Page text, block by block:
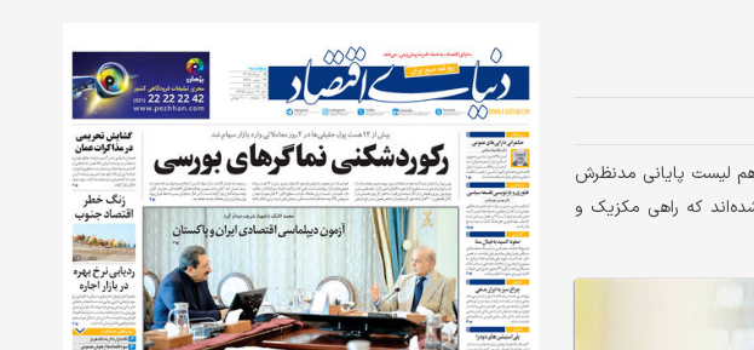
۲۰۲۶، سرانجام امیر قلعه‌نویی هم لیست پایانی مدنظرش
شده‌اند که راهی مکزیک و